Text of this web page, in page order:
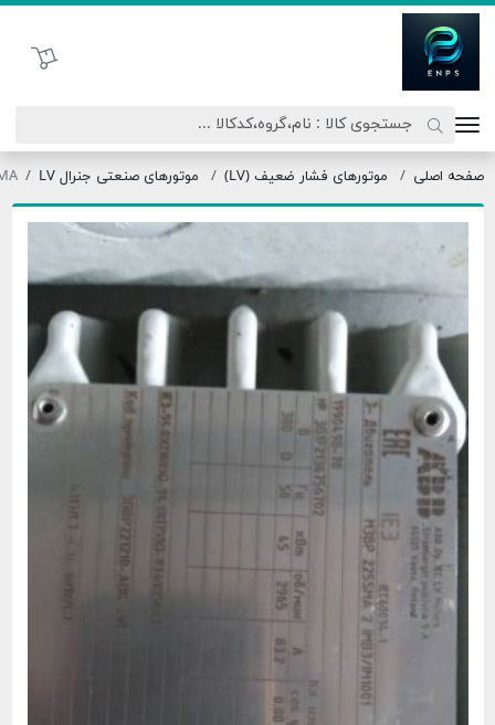
اتحاد نیروی پیشگام صنعت
موتورهای فشار ضعیف (LV) موتورهای صنعتی جنرال LV